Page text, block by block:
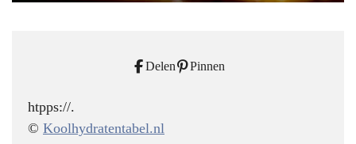
Delen Pinnen
htpps://.
© Koolhydratentabel.nl